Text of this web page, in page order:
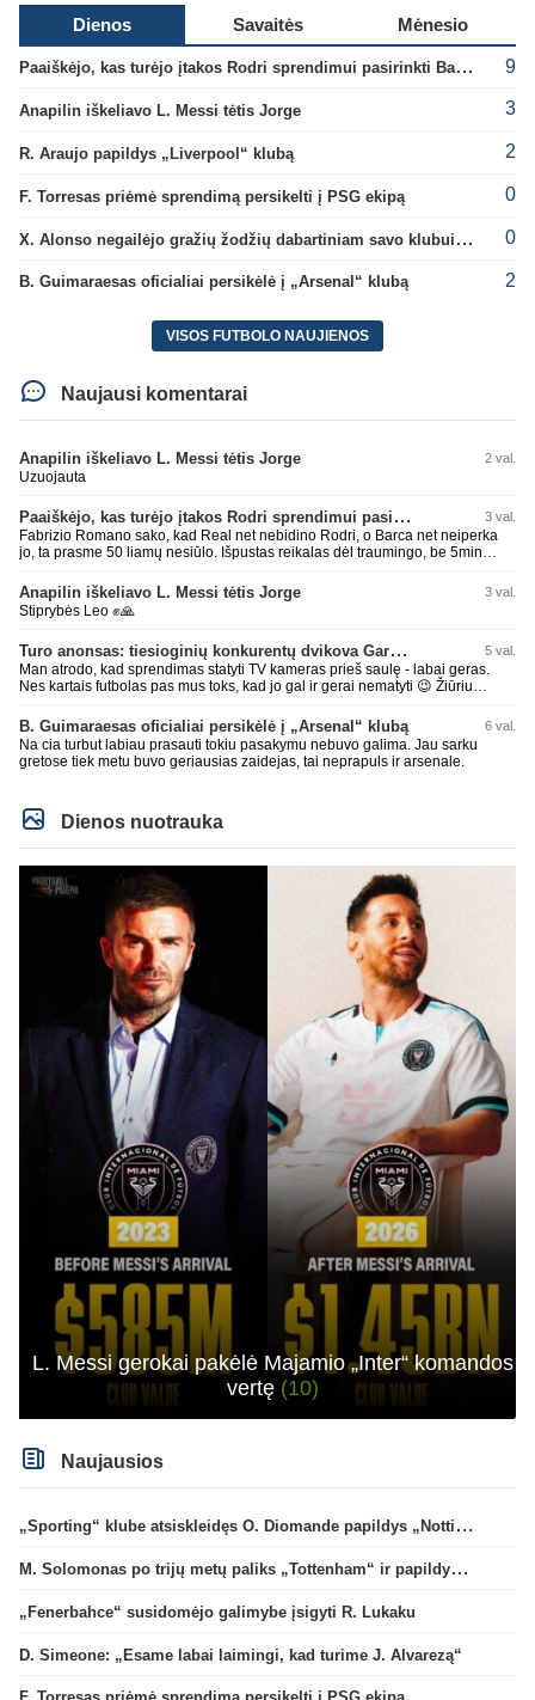
Dienos Savaitės Mėnesio
Paaiškėjo, kas turėjo įtakos Rodri sprendimui pasirinkti Barselonos pusę 9
Anapilin iškeliavo L. Messi tėtis Jorge 3
R. Araujo papildys „Liverpool“ klubą 2
F. Torresas priėmė sprendimą persikelti į PSG ekipą 0
X. Alonso negailėjo gražių žodžių dabartiniam savo klubui „Chelsea“ 0
B. Guimaraesas oficialiai persikėlė į „Arsenal“ klubą 2
VISOS FUTBOLO NAUJIENOS
Naujausi komentarai
Anapilin iškeliavo L. Messi tėtis Jorge 2 val.
Uzuojauta
Paaiškėjo, kas turėjo įtakos Rodri sprendimui pasirinkti Barselonos pusę 3 val.
Fabrizio Romano sako, kad Real net nebidino Rodri, o Barca net neiperka
jo, ta prasme 50 liamų nesiūlo. Išpustas reikalas dėl traumingo, be 5min
Anapilin iškeliavo L. Messi tėtis Jorge 3 val.
Stiprybės Leo ✊🙏
Turo anonsas: tiesioginių konkurentų dvikova Gargžduose 5 val.
Man atrodo, kad sprendimas statyti TV kameras prieš saulę - labai geras.
Nes kartais futbolas pas mus toks, kad jo gal ir gerai nematyti 😉 Žiūriu
kaip alaus butelys, kurį ką tik išmaukiau. Linkėjimai Tadui (slapyvardžiu „apie
nieką“), kuris kiek girdėjau, įpūtė akis varvinančių transliacijų dvasią 😀
B. Guimaraesas oficialiai persikėlė į „Arsenal“ klubą 6 val.
Na cia turbut labiau prasauti tokiu pasakymu nebuvo galima. Jau sarku
gretose tiek metu buvo geriausias zaidejas, tai neprapuls ir arsenale.
Dienos nuotrauka
L. Messi gerokai pakėlė Majamio „Inter“ komandos
vertę (10)
Naujausios
„Sporting“ klube atsiskleidęs O. Diomande papildys „Nottingham“ gretas
M. Solomonas po trijų metų paliks „Tottenham“ ir papildys „West Ham“ klubą
„Fenerbahce“ susidomėjo galimybe įsigyti R. Lukaku
D. Simeone: „Esame labai laimingi, kad turime J. Alvarezą“